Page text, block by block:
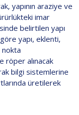
yapının araziye ve
imar
belirtilen yapı
yapı, eklenti,
röper alınacak
bilgi sistemlerine
üretilerek